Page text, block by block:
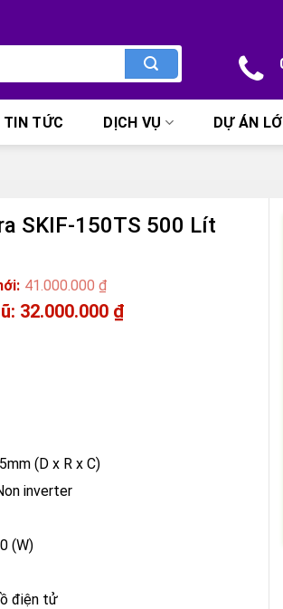
TIN TỨC DỊCH VỤ DỰ ÁN
SKIF-150TS 500 Lít
41.000.000₫
Giá
32.000.000 ₫
(D x R x C)
inverter
(W)
điện tử